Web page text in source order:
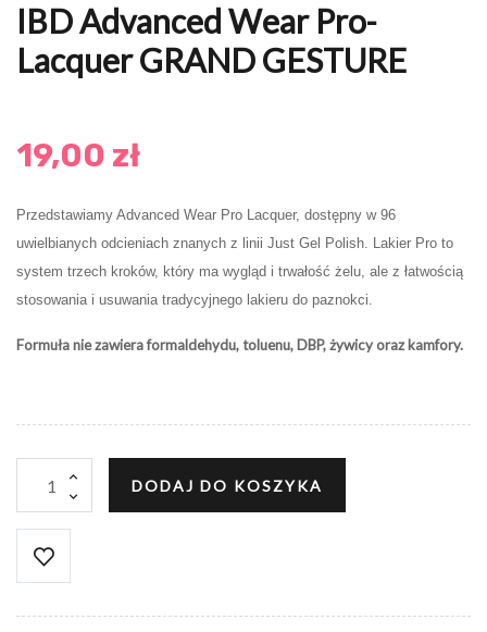
IBD Advanced Wear Pro-
Lacquer GRAND GESTURE
19,00 zł
Przedstawiamy Advanced Wear Pro Lacquer, dostępny w 96
uwielbianych odcieniach znanych z linii Just Gel Polish. Lakier Pro to
system trzech kroków, który ma wygląd i trwałość żelu, ale z łatwością
stosowania i usuwania tradycyjnego lakieru do paznokci.
Formuła nie zawiera formaldehydu, toluenu, DBP, żywicy oraz kamfory.
DODAJ DO KOSZYKA